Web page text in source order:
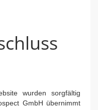
wurden sorgfältig
GmbH übernimmt